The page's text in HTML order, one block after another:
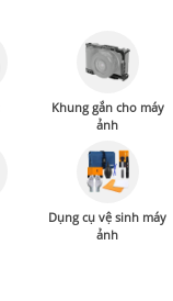
Khung gắn cho máy
ảnh
Dụng cụ vệ sinh máy
ảnh